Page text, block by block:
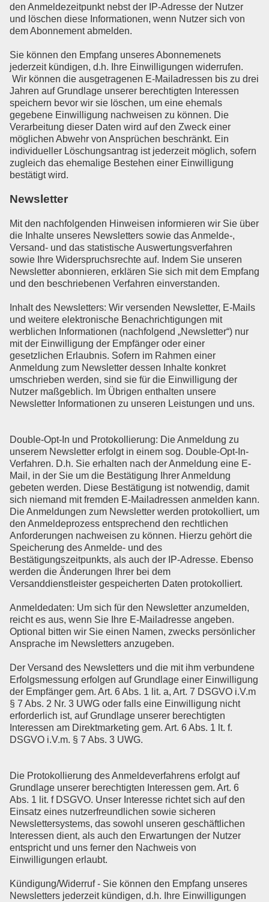
den Anmeldezeitpunkt nebst der IP-Adresse der Nutzer
und löschen diese Informationen, wenn Nutzer sich von
dem Abonnement abmelden.
Sie können den Empfang unseres Abonnemenets
jederzeit kündigen, d.h. Ihre Einwilligungen widerrufen.
Wir können die ausgetragenen E-Mailadressen bis zu drei
Jahren auf Grundlage unserer berechtigten Interessen
speichern bevor wir sie löschen, um eine ehemals
gegebene Einwilligung nachweisen zu können. Die
Verarbeitung dieser Daten wird auf den Zweck einer
möglichen Abwehr von Ansprüchen beschränkt. Ein
individueller Löschungsantrag ist jederzeit möglich, sofern
zugleich das ehemalige Bestehen einer Einwilligung
bestätigt wird.
Newsletter
Mit den nachfolgenden Hinweisen informieren wir Sie über
die Inhalte unseres Newsletters sowie das Anmelde-,
Versand- und das statistische Auswertungsverfahren
sowie Ihre Widerspruchsrechte auf. Indem Sie unseren
Newsletter abonnieren, erklären Sie sich mit dem Empfang
und den beschriebenen Verfahren einverstanden.
Inhalt des Newsletters: Wir versenden Newsletter, E-Mails
und weitere elektronische Benachrichtigungen mit
werblichen Informationen (nachfolgend „Newsletter“) nur
mit der Einwilligung der Empfänger oder einer
gesetzlichen Erlaubnis. Sofern im Rahmen einer
Anmeldung zum Newsletter dessen Inhalte konkret
umschrieben werden, sind sie für die Einwilligung der
Nutzer maßgeblich. Im Übrigen enthalten unsere
Newsletter Informationen zu unseren Leistungen und uns.
Double-Opt-In und Protokollierung: Die Anmeldung zu
unserem Newsletter erfolgt in einem sog. Double-Opt-In-
Verfahren. D.h. Sie erhalten nach der Anmeldung eine E-
Mail, in der Sie um die Bestätigung Ihrer Anmeldung
gebeten werden. Diese Bestätigung ist notwendig, damit
sich niemand mit fremden E-Mailadressen anmelden kann.
Die Anmeldungen zum Newsletter werden protokolliert, um
den Anmeldeprozess entsprechend den rechtlichen
Anforderungen nachweisen zu können. Hierzu gehört die
Speicherung des Anmelde- und des
Bestätigungszeitpunkts, als auch der IP-Adresse. Ebenso
werden die Änderungen Ihrer bei dem
Versanddienstleister gespeicherten Daten protokolliert.
Anmeldedaten: Um sich für den Newsletter anzumelden,
reicht es aus, wenn Sie Ihre E-Mailadresse angeben.
Optional bitten wir Sie einen Namen, zwecks persönlicher
Ansprache im Newsletters anzugeben.
Der Versand des Newsletters und die mit ihm verbundene
Erfolgsmessung erfolgen auf Grundlage einer Einwilligung
der Empfänger gem. Art. 6 Abs. 1 lit. a, Art. 7 DSGVO i.V.m
§ 7 Abs. 2 Nr. 3 UWG oder falls eine Einwilligung nicht
erforderlich ist, auf Grundlage unserer berechtigten
Interessen am Direktmarketing gem. Art. 6 Abs. 1 lt. f.
DSGVO i.V.m. § 7 Abs. 3 UWG.
Die Protokollierung des Anmeldeverfahrens erfolgt auf
Grundlage unserer berechtigten Interessen gem. Art. 6
Abs. 1 lit. f DSGVO. Unser Interesse richtet sich auf den
Einsatz eines nutzerfreundlichen sowie sicheren
Newslettersystems, das sowohl unseren geschäftlichen
Interessen dient, als auch den Erwartungen der Nutzer
entspricht und uns ferner den Nachweis von
Einwilligungen erlaubt.
Kündigung/Widerruf - Sie können den Empfang unseres
Newsletters jederzeit kündigen, d.h. Ihre Einwilligungen